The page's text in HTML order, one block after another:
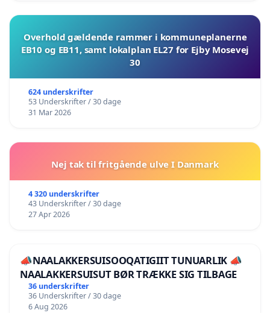
Overhold gældende rammer i kommuneplanerne
EB10 og EB11, samt lokalplan EL27 for Ejby Mosevej
30
624 underskrifter
53 Underskrifter / 30 dage
31 Mar 2026
Nej tak til fritgående ulve I Danmark
4 320 underskrifter
43 Underskrifter / 30 dage
27 Apr 2026
📣NAALAKKERSUISOOQATIGIIT TUNUARLIK 📣
NAALAKKERSUISUT BØR TRÆKKE SIG TILBAGE
36 underskrifter
36 Underskrifter / 30 dage
6 Aug 2026